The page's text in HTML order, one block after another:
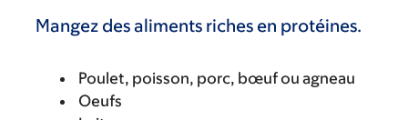
Mangez des aliments riches en protéines.
Poulet, poisson, porc, bœuf ou agneau
Oeufs